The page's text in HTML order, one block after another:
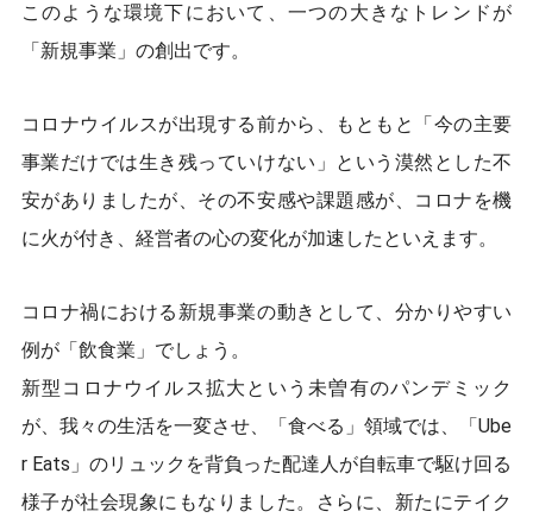
このような環境下において、一つの大きなトレンドが
「新規事業」の創出です。
コロナウイルスが出現する前から、もともと「今の主要
事業だけでは生き残っていけない」という漠然とした不
安がありましたが、その不安感や課題感が、コロナを機
に火が付き、経営者の心の変化が加速したといえます。
コロナ禍における新規事業の動きとして、分かりやすい
例が「飲食業」でしょう。
新型コロナウイルス拡大という未曽有のパンデミック
が、我々の生活を一変させ、「食べる」領域では、「Ube
r Eats」のリュックを背負った配達人が自転車で駆け回る
様子が社会現象にもなりました。さらに、新たにテイク